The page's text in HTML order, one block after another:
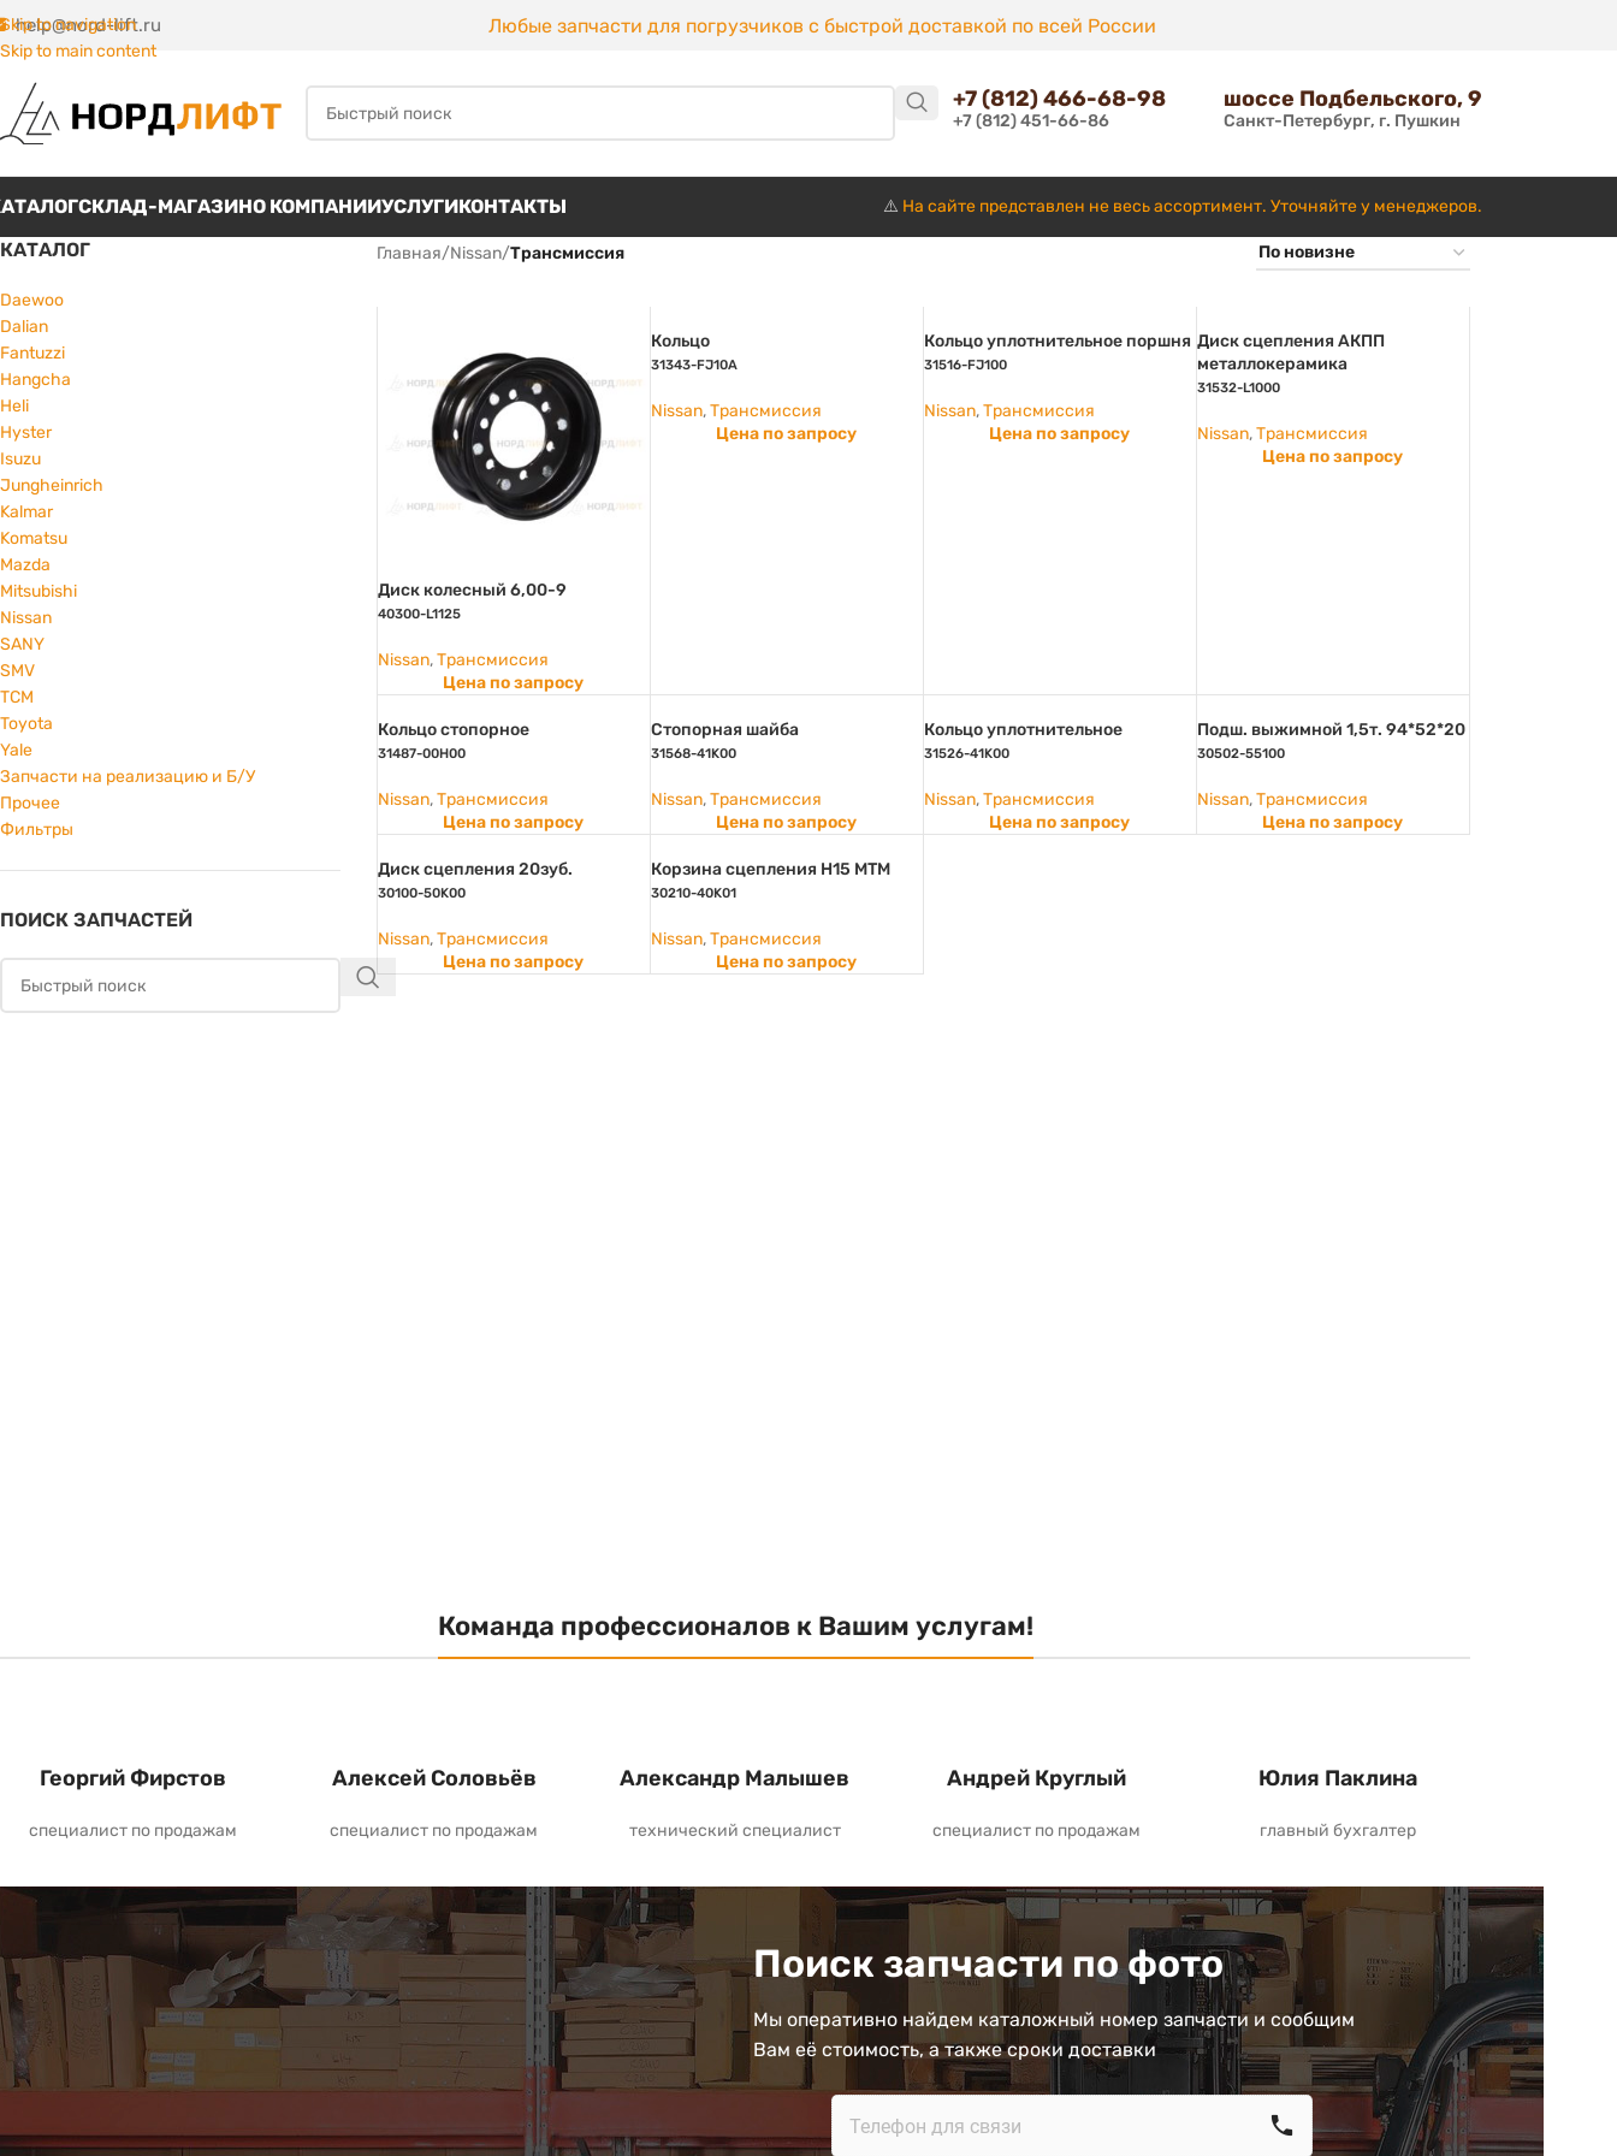
Skip to navigation
Skip to main content
help@nord-lift.ru Любые запчасти для погрузчиков с быстрой доставкой по всей России
+7 (812) 466-68-98
+7 (812) 451-66-86
шоссе Подбельского, 9
Санкт-Петербург, г. Пушкин
СКЛАД-МАГАЗИНО КОМПАНИИУСЛУГИКОНТАКТЫ ⚠️ На сайте представлен не весь ассортимент. Уточняйте у менеджеров.
КАТАЛОГ
Daewoo
Dalian
Fantuzzi
Hangcha
Heli
Hyster
Isuzu
Jungheinrich
Kalmar
Komatsu
Mazda
Mitsubishi
Nissan
SANY
SMV
TCM
Toyota
Yale
Запчасти на реализацию и Б/У
Прочее
Фильтры
ПОИСК ЗАПЧАСТЕЙ
Главная/Nissan/Трансмиссия
Диск колесный 6,00-9
40300-L1125
Nissan,Трансмиссия
Цена по запросу
Кольцо
31343-FJ10A
Nissan,Трансмиссия
Цена по запросу
Кольцо уплотнительное поршня
31516-FJ100
Nissan,Трансмиссия
Цена по запросу
Диск сцепления АКПП
металлокерамика
31532-L1000
Nissan,Трансмиссия
Цена по запросу
Кольцо стопорное
31487-00H00
Nissan,Трансмиссия
Цена по запросу
Стопорная шайба
31568-41K00
Nissan,Трансмиссия
Цена по запросу
Кольцо уплотнительное
31526-41K00
Nissan,Трансмиссия
Цена по запросу
Подш. выжимной 1,5т. 94*52*20
30502-55100
Nissan,Трансмиссия
Цена по запросу
Диск сцепления 20зуб.
30100-50K00
Nissan,Трансмиссия
Цена по запросу
Корзина сцепления H15 МТМ
30210-40K01
Nissan,Трансмиссия
Цена по запросу
Команда профессионалов к Вашим услугам!
Георгий Фирстов
специалист по продажам
Алексей Соловьёв
специалист по продажам
Александр Малышев
технический специалист
Андрей Круглый
специалист по продажам
Юлия Паклина
главный бухгалтер
Поиск запчасти по фото
Мы оперативно найдем каталожный номер запчасти и сообщим
Вам её стоимость, а также сроки доставки
call